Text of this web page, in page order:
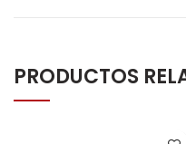
PRODUCTOS